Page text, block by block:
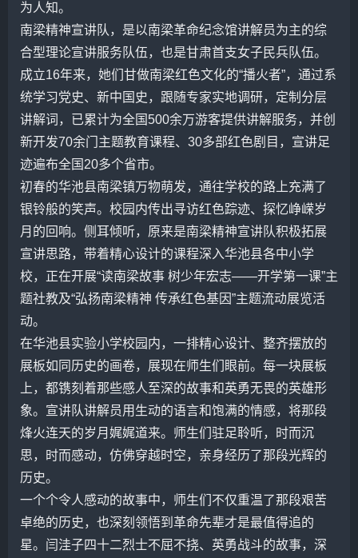
为人知。
南梁精神宣讲队，是以南梁革命纪念馆讲解员为主的综
合型理论宣讲服务队伍，也是甘肃首支女子民兵队伍。
成立16年来，她们甘做南梁红色文化的“播火者”，通过系
统学习党史、新中国史，跟随专家实地调研，定制分层
讲解词，已累计为全国500余万游客提供讲解服务，并创
新开发70余门主题教育课程、30多部红色剧目，宣讲足
迹遍布全国20多个省市。
初春的华池县南梁镇万物萌发，通往学校的路上充满了
银铃般的笑声。校园内传出寻访红色踪迹、探忆峥嵘岁
月的回响。侧耳倾听，原来是南梁精神宣讲队积极拓展
宣讲思路，带着精心设计的课程深入华池县各中小学
校，正在开展“读南梁故事 树少年宏志——开学第一课”主
题社教及“弘扬南梁精神 传承红色基因”主题流动展览活
动。
在华池县实验小学校园内，一排精心设计、整齐摆放的
展板如同历史的画卷，展现在师生们眼前。每一块展板
上，都镌刻着那些感人至深的故事和英勇无畏的英雄形
象。宣讲队讲解员用生动的语言和饱满的情感，将那段
烽火连天的岁月娓娓道来。师生们驻足聆听，时而沉
思，时而感动，仿佛穿越时空，亲身经历了那段光辉的
历史。
一个个令人感动的故事中，师生们不仅重温了那段艰苦
卓绝的历史，也深刻领悟到革命先辈才是最值得追的
星。闫洼子四十二烈士不屈不挠、英勇战斗的故事，深